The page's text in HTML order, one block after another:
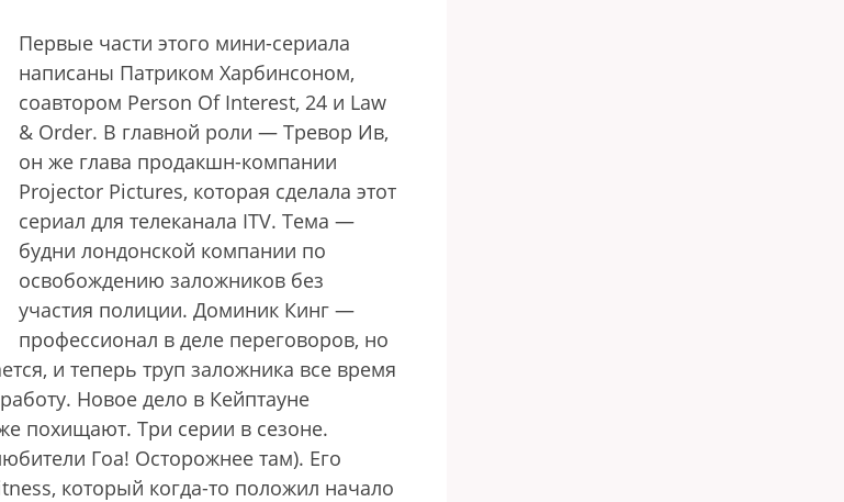
Первые части этого мини-сериала
написаны Патриком Харбинсоном,
соавтором Person Of Interest, 24 и Law
& Order. В главной роли — Тревор Ив,
он же глава продакшн-компании
Projector Pictures, которая сделала этот
сериал для телеканала ITV. Тема —
будни лондонской компании по
освобождению заложников без
участия полиции. Доминик Кинг —
профессионал в деле переговоров, но
и теперь труп заложника все время
Новое дело в Кейптауне
похищают. Три серии в сезоне.
Гоа! Осторожнее там). Его
который когда-то положил начало